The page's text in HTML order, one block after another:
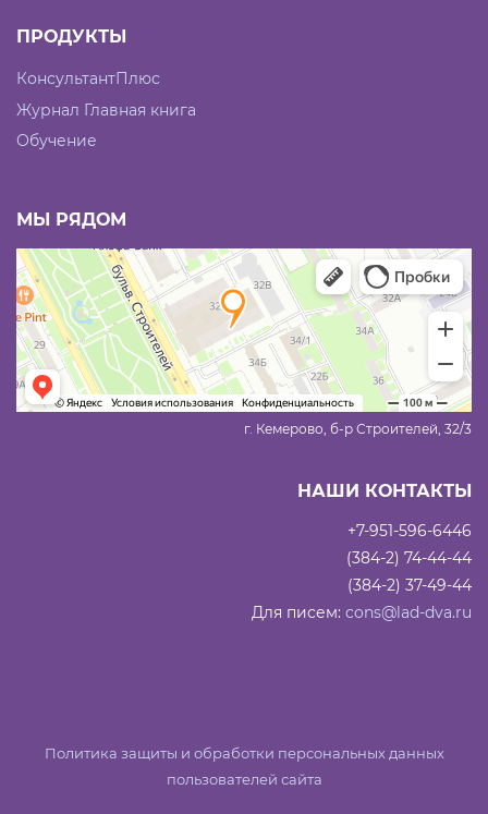
ПРОДУКТЫ
КонсультантПлюс
Журнал Главная книга
Обучение
МЫ РЯДОМ
г. Кемерово, б-р Строителей, 32/3
НАШИ КОНТАКТЫ
+7-951-596-6446
(384-2) 74-44-44
(384-2) 37-49-44
Для писем: cons@lad-dva.ru
Политика защиты и обработки персональных данных
пользователей сайта